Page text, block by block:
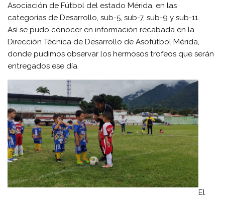
Asociación de Fútbol del estado Mérida, en las
categorías de Desarrollo, sub-5, sub-7, sub-9 y sub-11.
Así se pudo conocer en información recabada en la
Dirección Técnica de Desarrollo de Asofútbol Mérida,
donde pudimos observar los hermosos trofeos que serán
entregados ese día.
El